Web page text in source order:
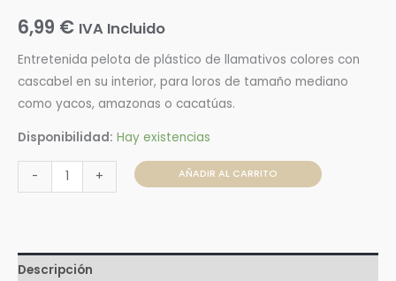
6,99 € IVA Incluido
Entretenida pelota de plástico de llamativos colores con
cascabel en su interior, para loros de tamaño mediano
como yacos, amazonas o cacatúas.
Disponibilidad: Hay existencias
- + AÑADIR AL CARRITO
Descripción